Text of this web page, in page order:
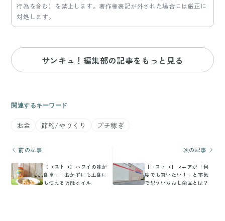
行為を含む）を禁止します。著作権表記が外された場合には厳正に
対処します。
サンキュ！編集部の記事をもっと見る
関連するキーワード
お金 節約/やりくり プチ稼ぎ
前の記事
【コストコ】ハワイの味が
食卓に！おかずにも主食に
も使える万能オイル
次の記事
【コストコ】マニアが「何
度でも買いたい！」と本気
で思ういちおし商品とは？